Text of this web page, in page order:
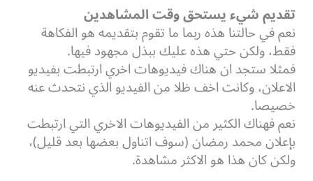
تقديم شيء يستحق وقت المشاهدين
نعم في حالتنا هذه ربما ما تقوم بتقديمه هو الفكاهة
فقط، ولكن حتي هذه عليك ببذل مجهود فيها.
فمثلا ستجد ان هناك فيديوهات اخري ارتبطت بفيديو
الاعلان، وكانت اخف ظلا من الفيديو الذي نتحدث عنه
خصيصا.
نعم فهناك الكثير من الفيديوهات الاخري التي ارتبطت
بإعلان محمد رمضان (سوف اتناول بعضها بعد قليل)،
ولكن كان هذا هو الاكثر مشاهدة.